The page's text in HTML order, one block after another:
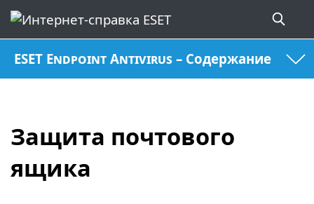
ESET Endpoint Antivirus – Содержание
Защита почтового
ящика